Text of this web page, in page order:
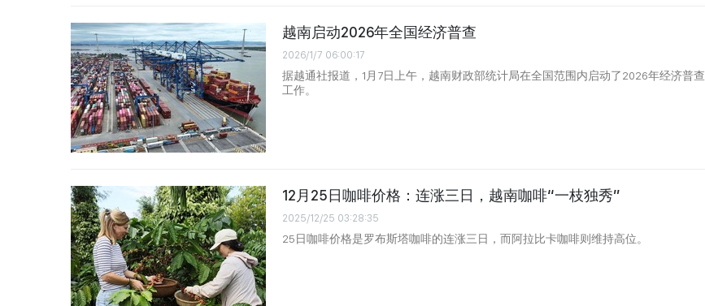
越南启动2026年全国经济普查
2026/1/7 06:00:17
据越通社报道，1月7日上午，越南财政部统计局在全国范围内启动了2026年经济普查
工作。
12月25日咖啡价格：连涨三日，越南咖啡“一枝独秀”
2025/12/25 03:28:35
25日咖啡价格是罗布斯塔咖啡的连涨三日，而阿拉比卡咖啡则维持高位。